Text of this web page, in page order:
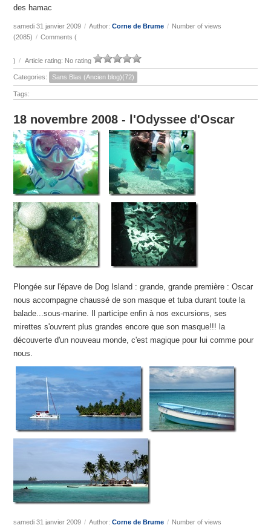
des hamac
samedi 31 janvier 2009 / Author:Corne de Brume / Number of views
(2085) / Comments (
) / Article rating: No rating
Categories: Sans Blas (Ancien blog)(72)
Tags:
18 novembre 2008 - l'Odyssee d'Oscar
Plongée sur l'épave de Dog Island : grande, grande première : Oscar
nous accompagne chaussé de son masque et tuba durant toute la
balade...sous-marine. Il participe enfin à nos excursions, ses
mirettes s'ouvrent plus grandes encore que son masque!!! la
découverte d'un nouveau monde, c'est magique pour lui comme pour
nous.
samedi 31 janvier 2009 / Author:Corne de Brume / Number of views